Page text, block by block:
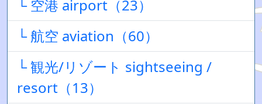
└ 空港 airport（23）
└ 航空 aviation（60）
└ 観光/リゾート sightseeing /
resort（13）